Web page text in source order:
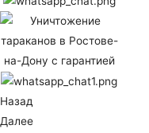
Назад
Далее